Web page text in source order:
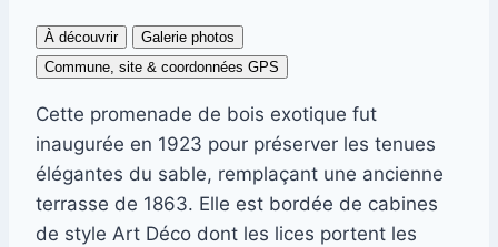
À découvrir
Galerie photos
Commune, site & coordonnées GPS
Cette promenade de bois exotique fut
inaugurée en 1923 pour préserver les tenues
élégantes du sable, remplaçant une ancienne
terrasse de 1863. Elle est bordée de cabines
de style Art Déco dont les lices portent les